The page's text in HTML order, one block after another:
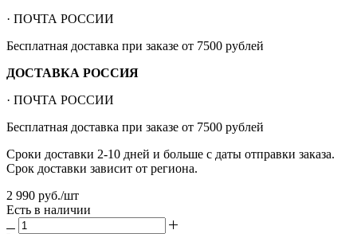
· ПОЧТА РОССИИ
Бесплатная доставка при заказе от 7500 рублей
ДОСТАВКА РОССИЯ
· ПОЧТА РОССИИ
Бесплатная доставка при заказе от 7500 рублей
Сроки доставки 2-10 дней и больше с даты отправки заказа.
Срок доставки зависит от региона.
2 990 руб./шт
Есть в наличии